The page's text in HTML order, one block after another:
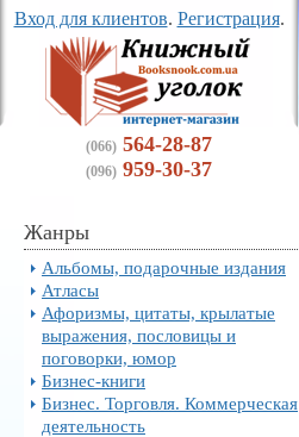
Вход для клиентов. Регистрация.
(066) 564-28-87
(096) 959-30-37
Жанры
Альбомы, подарочные издания
Атласы
Афоризмы, цитаты, крылатые
выражения, пословицы и
поговорки, юмор
Бизнес-книги
Бизнес. Торговля. Коммерческая
деятельность